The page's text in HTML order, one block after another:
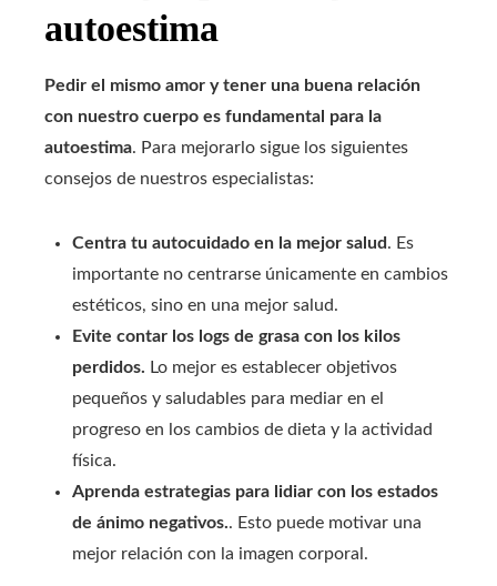
autoestima
Pedir el mismo amor y tener una buena relación
con nuestro cuerpo es fundamental para la
autoestima. Para mejorarlo sigue los siguientes
consejos de nuestros especialistas:
Centra tu autocuidado en la mejor salud. Es
importante no centrarse únicamente en cambios
estéticos, sino en una mejor salud.
Evite contar los logs de grasa con los kilos
perdidos. Lo mejor es establecer objetivos
pequeños y saludables para mediar en el
progreso en los cambios de dieta y la actividad
física.
Aprenda estrategias para lidiar con los estados
de ánimo negativos.. Esto puede motivar una
mejor relación con la imagen corporal.